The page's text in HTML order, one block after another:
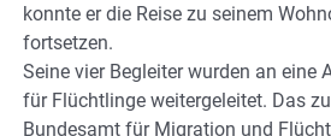
konnte er die Reise zu seinem
fortsetzen.
Seine vier Begleiter wurden an eine
für Flüchtlinge weitergeleitet. Das
Bundesamt für Migration und